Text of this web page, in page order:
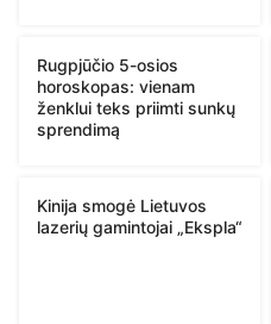
Rugpjūčio 5-osios
horoskopas: vienam
ženklui teks priimti sunkų
sprendimą
Kinija smogė Lietuvos
lazerių gamintojai „Ekspla“